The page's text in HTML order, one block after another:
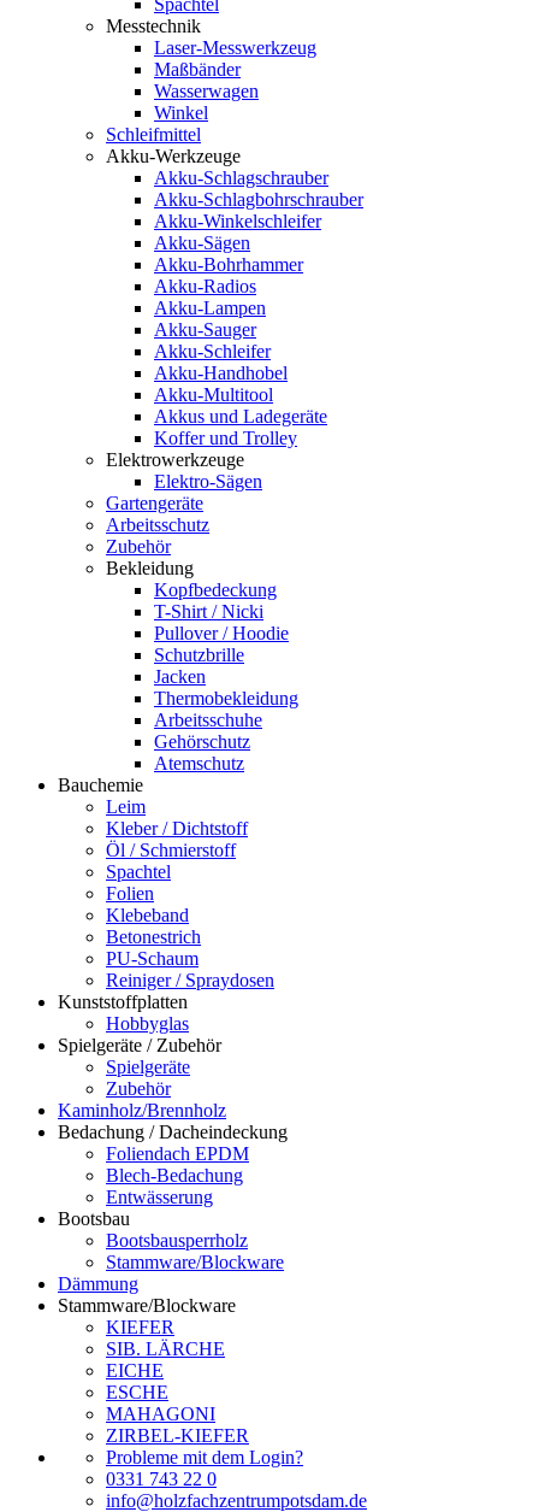
Spachtel
Messtechnik
Laser-Messwerkzeug
Maßbänder
Wasserwagen
Winkel
Schleifmittel
Akku-Werkzeuge
Akku-Schlagschrauber
Akku-Schlagbohrschrauber
Akku-Winkelschleifer
Akku-Sägen
Akku-Bohrhammer
Akku-Radios
Akku-Lampen
Akku-Sauger
Akku-Schleifer
Akku-Handhobel
Akku-Multitool
Akkus und Ladegeräte
Koffer und Trolley
Elektrowerkzeuge
Elektro-Sägen
Gartengeräte
Arbeitsschutz
Zubehör
Bekleidung
Kopfbedeckung
T-Shirt / Nicki
Pullover / Hoodie
Schutzbrille
Jacken
Thermobekleidung
Arbeitsschuhe
Gehörschutz
Atemschutz
Bauchemie
Leim
Kleber / Dichtstoff
Öl / Schmierstoff
Spachtel
Folien
Klebeband
Betonestrich
PU-Schaum
Reiniger / Spraydosen
Kunststoffplatten
Hobbyglas
Spielgeräte / Zubehör
Spielgeräte
Zubehör
Kaminholz/Brennholz
Bedachung / Dacheindeckung
Foliendach EPDM
Blech-Bedachung
Entwässerung
Bootsbau
Bootsbausperrholz
Stammware/Blockware
Dämmung
Stammware/Blockware
KIEFER
SIB. LÄRCHE
EICHE
ESCHE
MAHAGONI
ZIRBEL-KIEFER
Probleme mit dem Login?
0331 743 22 0
info@holzfachzentrumpotsdam.de